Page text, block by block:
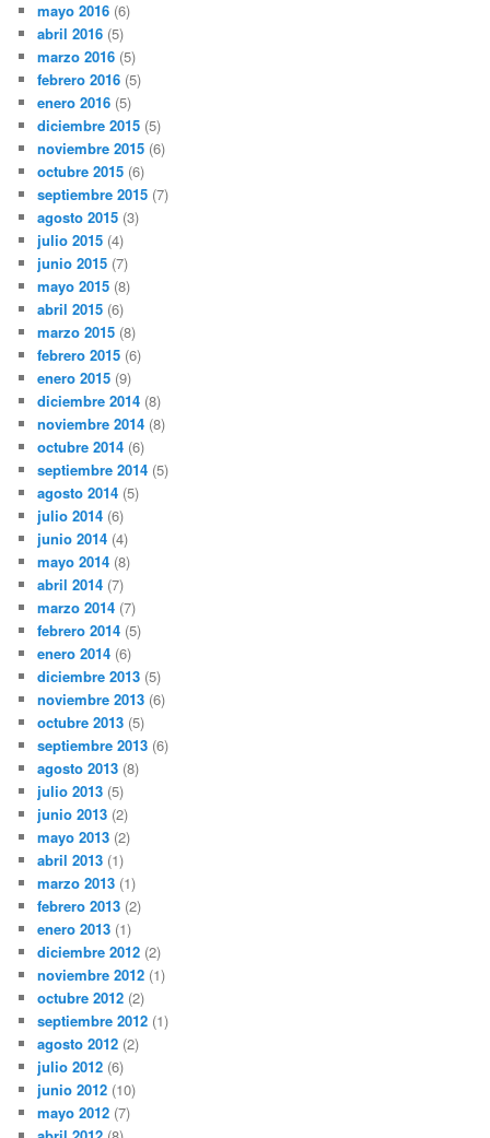
mayo 2016 (6)
abril 2016 (5)
marzo 2016 (5)
febrero 2016 (5)
enero 2016 (5)
diciembre 2015 (5)
noviembre 2015 (6)
octubre 2015 (6)
septiembre 2015 (7)
agosto 2015 (3)
julio 2015 (4)
junio 2015 (7)
mayo 2015 (8)
abril 2015 (6)
marzo 2015 (8)
febrero 2015 (6)
enero 2015 (9)
diciembre 2014 (8)
noviembre 2014 (8)
octubre 2014 (6)
septiembre 2014 (5)
agosto 2014 (5)
julio 2014 (6)
junio 2014 (4)
mayo 2014 (8)
abril 2014 (7)
marzo 2014 (7)
febrero 2014 (5)
enero 2014 (6)
diciembre 2013 (5)
noviembre 2013 (6)
octubre 2013 (5)
septiembre 2013 (6)
agosto 2013 (8)
julio 2013 (5)
junio 2013 (2)
mayo 2013 (2)
abril 2013 (1)
marzo 2013 (1)
febrero 2013 (2)
enero 2013 (1)
diciembre 2012 (2)
noviembre 2012 (1)
octubre 2012 (2)
septiembre 2012 (1)
agosto 2012 (2)
julio 2012 (6)
junio 2012 (10)
mayo 2012 (7)